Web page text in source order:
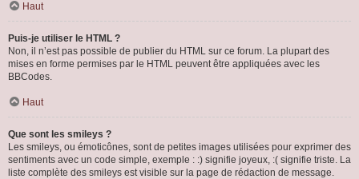
Haut
Puis-je utiliser le HTML ?
Non, il n’est pas possible de publier du HTML sur ce forum. La plupart des
mises en forme permises par le HTML peuvent être appliquées avec les
BBCodes.
Haut
Que sont les smileys ?
Les smileys, ou émoticônes, sont de petites images utilisées pour exprimer des
sentiments avec un code simple, exemple : :) signifie joyeux, :( signifie triste. La
liste complète des smileys est visible sur la page de rédaction de message.